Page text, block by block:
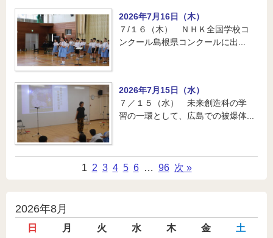
2026年7月16日（木）
７/１６（木） ＮＨＫ全国学校コ
ンクール島根県コンクールに出...
2026年7月15日（水）
７／１５（水） 未来創造科の学
習の一環として、広島での被爆体...
1 2 3 4 5 6 … 96 次 »
投
2026年8月
日 月 火 水 木 金
土